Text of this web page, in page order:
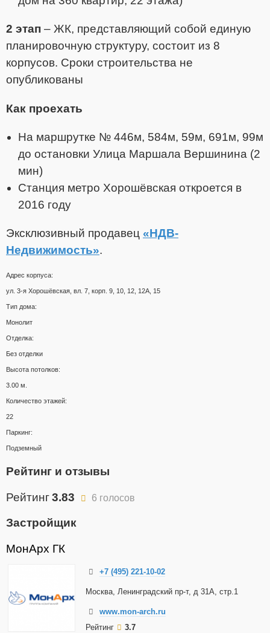
2 этап – ЖК, представляющий собой единую
планировочную структуру, состоит из 8
корпусов. Сроки строительства не
опубликованы
Как проехать
На маршрутке № 446м, 584м, 59м, 691м, 99м
до остановки Улица Маршала Вершинина (2
мин)
Станция метро Хорошёвская откроется в
2016 году
Эксклюзивный продавец «НДВ-
Недвижимость».
Адрес корпуса:
ул. 3-я Хорошёвская, вл. 7, корп. 9, 10, 12, 12А, 15
Тип дома:
Монолит
Отделка:
Без отделки
Высота потолков:
3.00 м.
Количество этажей:
22
Паркинг:
Подземный
Рейтинг и отзывы
Рейтинг3.83 6 голосов
Застройщик
МонАрх ГК
+7 (495) 221-10-02
Москва, Ленинградский пр-т, д 31А, стр.1
www.mon-arch.ru
Рейтинг
3.7